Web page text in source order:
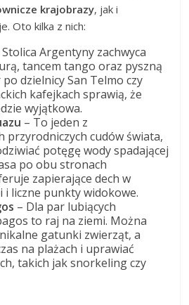
krajobrazy, jak i
Oto kilka z nich:
Stolica Argentyny zachwyca
tancem tango oraz pyszną
dzielnicy San Telmo czy
kafejkach sprawią, że
wyjątkowa.
– To jeden z
przyrodniczych cudów świata,
potęgę wody spadającej
po obu stronach
zapierające dech w
i liczne punkty widokowe.
– Dla par lubiących
to raj na ziemi. Można
gatunki zwierząt, a
na plażach i uprawiać
takich jak snorkeling czy